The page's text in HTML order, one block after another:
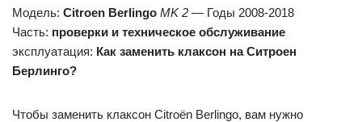
Модель: Citroen Berlingo MK 2 — Годы 2008-2018
Часть: проверки и техническое обслуживание
эксплуатация: Как заменить клаксон на Ситроен
Берлинго?
Чтобы заменить клаксон Citroën Berlingo, вам нужно